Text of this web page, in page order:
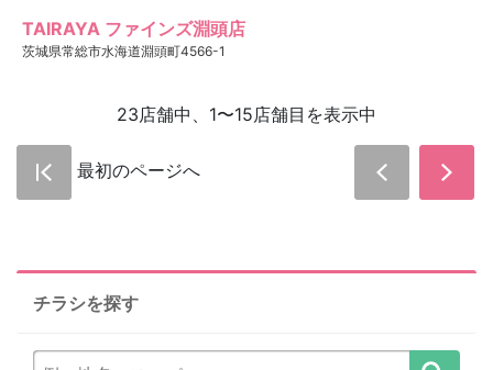
TAIRAYA ファインズ淵頭店
茨城県常総市水海道淵頭町4566-1
23店舗中、1〜15店舗目を表示中
最初のページへ
チラシを探す